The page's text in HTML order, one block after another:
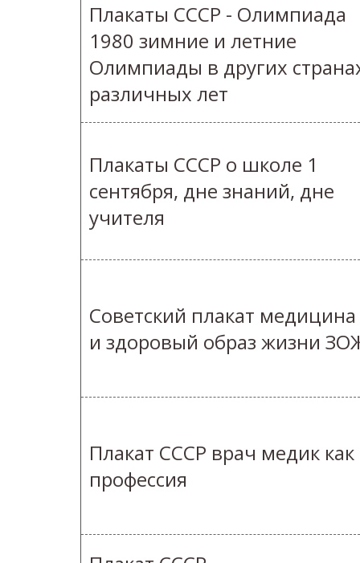
Плакаты СССР - Олимпиада
1980 зимние и летние
Олимпиады в других
различных лет
Плакаты СССР о школе 1
сентября, дне знаний, дне
учителя
Советский плакат медицина
и здоровый образ жизни
Плакат СССР врач медик как
профессия